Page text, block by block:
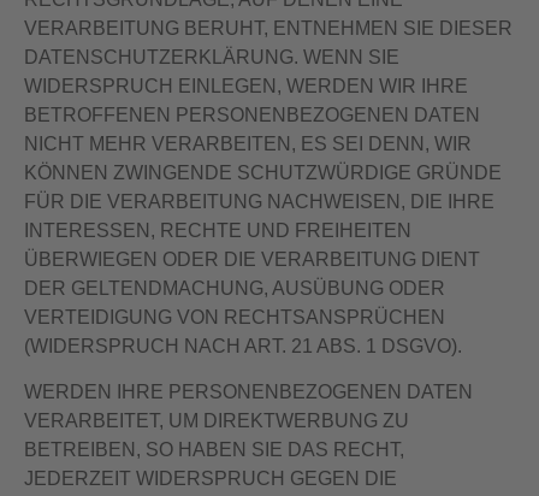
VERARBEITUNG BERUHT, ENTNEHMEN SIE DIESER
DATENSCHUTZERKLÄRUNG. WENN SIE
WIDERSPRUCH EINLEGEN, WERDEN WIR IHRE
BETROFFENEN PERSONENBEZOGENEN DATEN
NICHT MEHR VERARBEITEN, ES SEI DENN, WIR
KÖNNEN ZWINGENDE SCHUTZWÜRDIGE GRÜNDE
FÜR DIE VERARBEITUNG NACHWEISEN, DIE IHRE
INTERESSEN, RECHTE UND FREIHEITEN
ÜBERWIEGEN ODER DIE VERARBEITUNG DIENT
DER GELTENDMACHUNG, AUSÜBUNG ODER
VERTEIDIGUNG VON RECHTSANSPRÜCHEN
(WIDERSPRUCH NACH ART. 21 ABS. 1 DSGVO).
WERDEN IHRE PERSONENBEZOGENEN DATEN
VERARBEITET, UM DIREKTWERBUNG ZU
BETREIBEN, SO HABEN SIE DAS RECHT,
JEDERZEIT WIDERSPRUCH GEGEN DIE